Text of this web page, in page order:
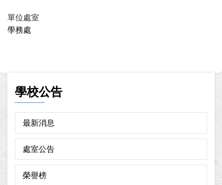
單位處室
學務處
學校公告
最新消息
處室公告
榮譽榜